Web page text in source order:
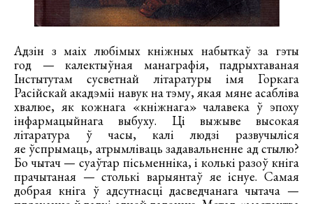
Адзін з маіх любімых кніжных набыткаў за гэты
год — калектыўная манаграфія, падрыхтаваная
Інстытутам сусветнай літаратуры імя Горкага
Расійскай акадэміі навук на тэму, якая мяне асабліва
хвалюе, як кожнага «кніжнага» чалавека ў эпоху
інфармацыйнага выбуху. Ці выжыве высокая
літаратура ў часы, калі людзі развучыліся
яе ўспрымаць, атрымліваць задавальненне ад стылю?
Бо чытач — суаўтар пісьменніка, і колькі разоў кніга
прачытаная — столькі варыянтаў яе існуе. Самая
добрая кніга ў адсутнасці дасведчанага чытача —